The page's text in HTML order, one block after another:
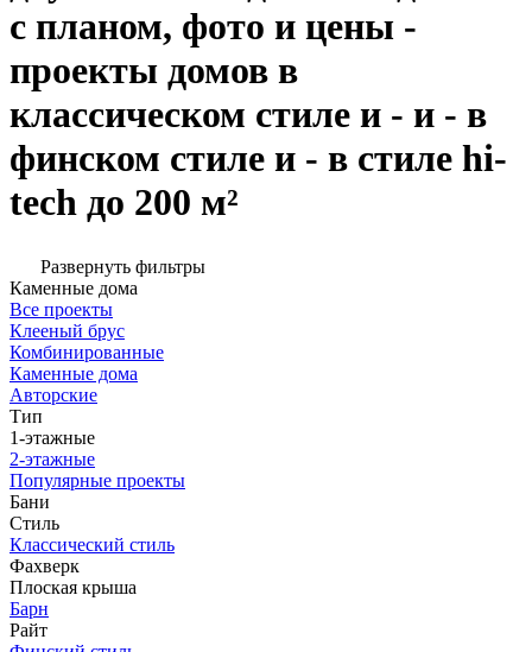
с планом, фото и цены -
проекты домов в
классическом стиле и - и - в
финском стиле и - в стиле hi-
tech до 200 м²
Развернуть фильтры
Каменные дома
Все проекты
Клееный брус
Комбинированные
Каменные дома
Авторские
Тип
1-этажные
2-этажные
Популярные проекты
Бани
Стиль
Классический стиль
Фахверк
Плоская крыша
Барн
Райт